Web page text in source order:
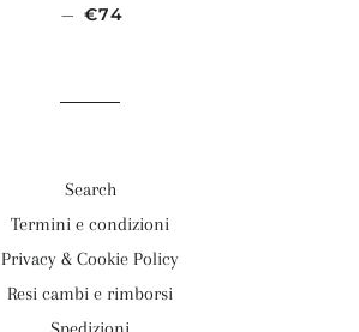
— PRIX RÉDUIT
€74
Search
Termini e condizioni
Privacy & Cookie Policy
Resi cambi e rimborsi